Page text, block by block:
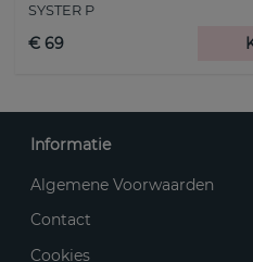
SYSTER P
€ 69
Informatie
Algemene Voorwaarden
Contact
Cookies